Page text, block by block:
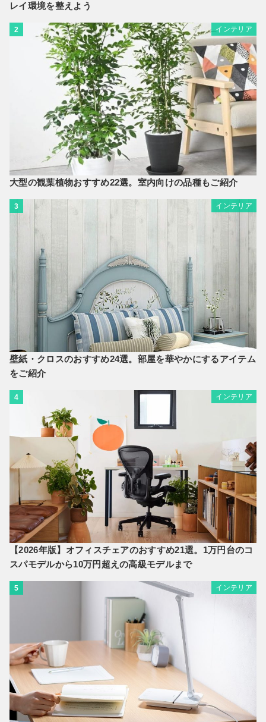
レイ環境を整えよう
2 インテリア
大型の観葉植物おすすめ22選。室内向けの品種もご紹介
3 インテリア
壁紙・クロスのおすすめ24選。部屋を華やかにするアイテム
をご紹介
4 インテリア
【2026年版】オフィスチェアのおすすめ21選。1万円台のコ
スパモデルから10万円超えの高級モデルまで
5 インテリア